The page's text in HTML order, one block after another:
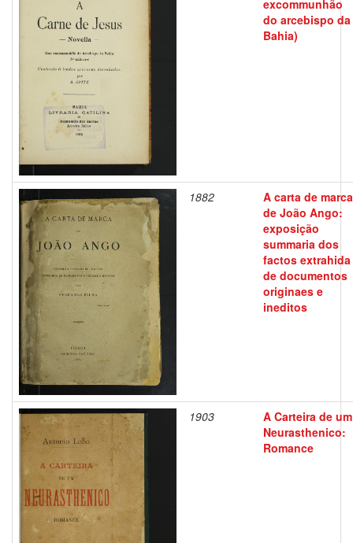
excommunhão
do arcebispo da
Bahia)
1882
A carta de marca
de João Ango:
exposição
summaria dos
factos extrahida
de documentos
originaes e
ineditos
1903
A Carteira de um
Neurasthenico:
Romance